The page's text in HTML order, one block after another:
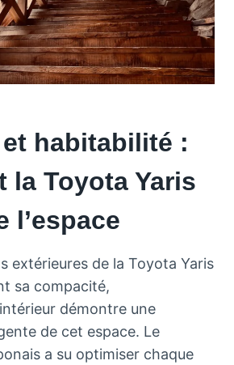
habitabilité :
la Toyota Yaris
l’espace
extérieures de la Toyota Yaris
sa compacité,
démontre une
de cet espace. Le
a su optimiser chaque